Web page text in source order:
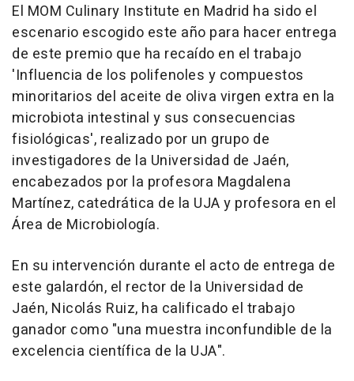
El MOM Culinary Institute en Madrid ha sido el
escenario escogido este año para hacer entrega
de este premio que ha recaído en el trabajo
'Influencia de los polifenoles y compuestos
minoritarios del aceite de oliva virgen extra en la
microbiota intestinal y sus consecuencias
fisiológicas', realizado por un grupo de
investigadores de la Universidad de Jaén,
encabezados por la profesora Magdalena
Martínez, catedrática de la UJA y profesora en el
Área de Microbiología.
En su intervención durante el acto de entrega de
este galardón, el rector de la Universidad de
Jaén, Nicolás Ruiz, ha calificado el trabajo
ganador como "una muestra inconfundible de la
excelencia científica de la UJA".